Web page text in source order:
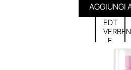
EDT
E
Valutato
AGGIUNGI